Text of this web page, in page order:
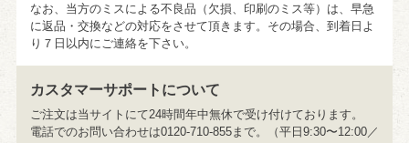
なお、当方のミスによる不良品（欠損、印刷のミス等）は、早急
に返品・交換などの対応をさせて頂きます。その場合、到着日よ
り７日以内にご連絡を下さい。
カスタマーサポートについて
ご注文は当サイトにて24時間年中無休で受け付けております。
電話でのお問い合わせは0120-710-855まで。（平日9:30〜12:00／